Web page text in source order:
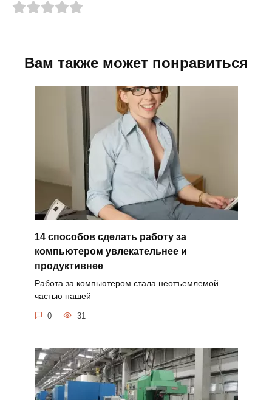
Вам также может понравиться
14 способов сделать работу за
компьютером увлекательнее и
продуктивнее
Работа за компьютером стала неотъемлемой
частью нашей
0 31